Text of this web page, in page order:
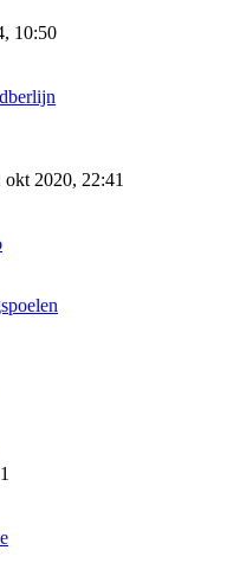
10:50
okt 2020, 22:41